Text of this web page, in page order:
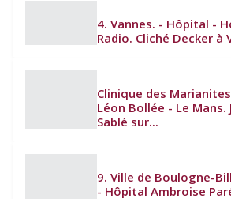
4. Vannes. - Hôpital -
Radio. Cliché Decker à
Clinique des
Léon Bollée - Le
Sablé sur...
9. Ville de Boulogne-
- Hôpital Ambroise